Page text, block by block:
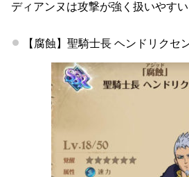
ディアンヌは攻撃が強く扱いやす
【腐蝕】聖騎士長 ヘンドリクセ